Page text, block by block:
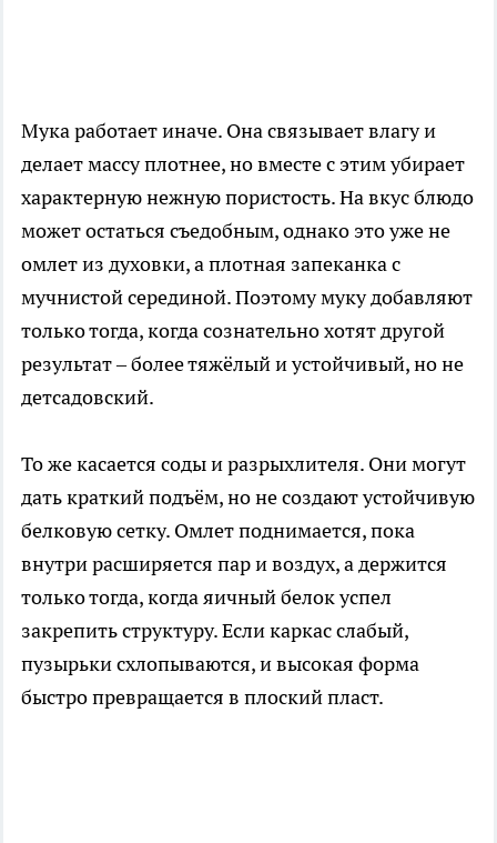
Мука работает иначе. Она связывает влагу и
делает массу плотнее, но вместе с этим убирает
характерную нежную пористость. На вкус блюдо
может остаться съедобным, однако это уже не
омлет из духовки, а плотная запеканка с
мучнистой серединой. Поэтому муку добавляют
только тогда, когда сознательно хотят другой
результат – более тяжёлый и устойчивый, но не
детсадовский.
То же касается соды и разрыхлителя. Они могут
дать краткий подъём, но не создают устойчивую
белковую сетку. Омлет поднимается, пока
внутри расширяется пар и воздух, а держится
только тогда, когда яичный белок успел
закрепить структуру. Если каркас слабый,
пузырьки схлопываются, и высокая форма
быстро превращается в плоский пласт.